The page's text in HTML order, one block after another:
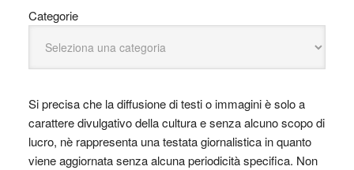
Categorie
Si precisa che la diffusione di testi o immagini è solo a
carattere divulgativo della cultura e senza alcuno scopo di
lucro, nè rappresenta una testata giornalistica in quanto
viene aggiornata senza alcuna periodicità specifica. Non